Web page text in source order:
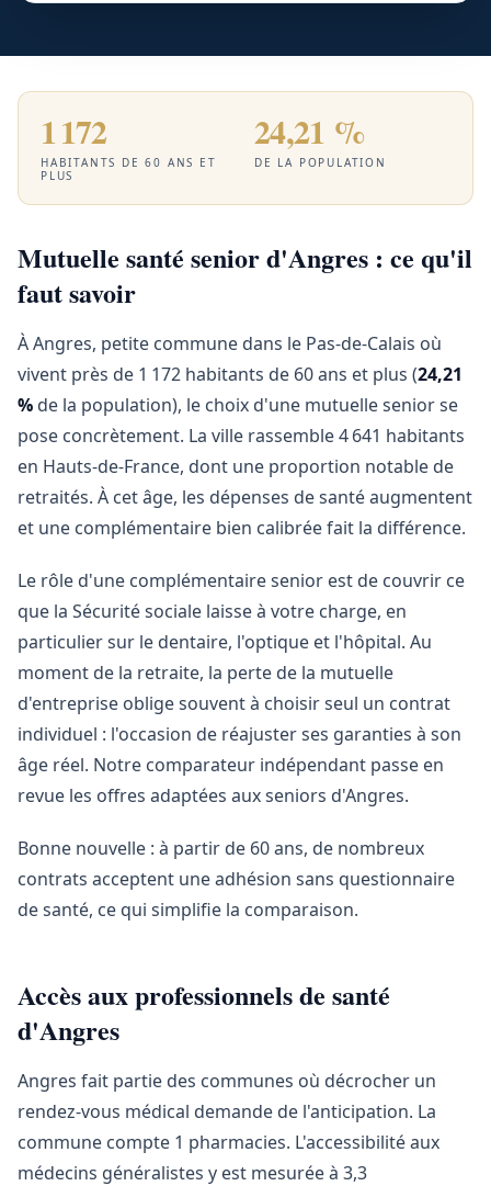
1 172
HABITANTS DE 60 ANS ET
PLUS
24,21 %
DE LA POPULATION
Mutuelle santé senior d'Angres : ce qu'il
faut savoir
À Angres, petite commune dans le Pas-de-Calais où
vivent près de 1 172 habitants de 60 ans et plus (24,21
% de la population), le choix d'une mutuelle senior se
pose concrètement. La ville rassemble 4 641 habitants
en Hauts-de-France, dont une proportion notable de
retraités. À cet âge, les dépenses de santé augmentent
et une complémentaire bien calibrée fait la différence.
Le rôle d'une complémentaire senior est de couvrir ce
que la Sécurité sociale laisse à votre charge, en
particulier sur le dentaire, l'optique et l'hôpital. Au
moment de la retraite, la perte de la mutuelle
d'entreprise oblige souvent à choisir seul un contrat
individuel : l'occasion de réajuster ses garanties à son
âge réel. Notre comparateur indépendant passe en
revue les offres adaptées aux seniors d'Angres.
Bonne nouvelle : à partir de 60 ans, de nombreux
contrats acceptent une adhésion sans questionnaire
de santé, ce qui simplifie la comparaison.
Accès aux professionnels de santé
d'Angres
Angres fait partie des communes où décrocher un
rendez-vous médical demande de l'anticipation. La
commune compte 1 pharmacies. L'accessibilité aux
médecins généralistes y est mesurée à 3,3